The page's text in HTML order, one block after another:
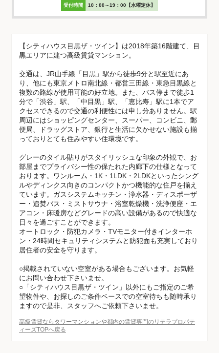
受付時間 10：00～19：00【水曜定休】
【シティハウス目黒ザ・ツイン】は2018年築16階建て、目
黒エリアに建つ高級賃貸マンション。
交通は、JR山手線「目黒」駅から徒歩9分と駅至近にあ
り、他にも東京メトロ南北線・都営三田線・東急目黒線と
複数の路線が使用可能の好立地。また、バス停まで徒歩1
分で「渋谷」駅、「中目黒」駅、「恵比寿」駅に1本でア
クセスできるので交通の利便性には申し分ありません。駅
周辺にはショッピングセンター、スーパー、コンビニ、郵
便局、ドラッグストア、銀行と生活に欠かせない施設も揃
っておりとても住みやすい住環境です。
グレーのタイル貼りがスタイリッシュな印象の外観で、お
部屋までプライバシー性の保たれた内廊下の仕様となって
おります。ワンルーム・1K・1LDK・2LDKといったシング
ルやディンクス向きのコンパクトかつ機能的な住戸を揃え
ています。ガスシステムキッチン・浄水器・ディスポーザ
ー・追焚バス・ミストサウナ・浴室乾燥機・洗浄便座・エ
アコン・床暖房などグレードの高い設備があるので快適な
日々を過ごすことができます。
オートロック・防犯カメラ・TVモニター付きインターホ
ン・24時間セキュリティシステムと防犯面も充実しており
居住者の安全を守ります。
○掲載されていない空室がある場合もございます。お気軽
にお問い合わせ下さいませ。
○「シティハウス目黒ザ・ツイン」以外にもご指定のご希
望物件や、お探しのご条件ベースでの空室待ちも随時承り
ますので是非、スタッフへご依頼下さいませ。
高級賃貸ならタワーマンションや都内の賃貸専門のリテラプロパテ
ィーズTOPへ戻る